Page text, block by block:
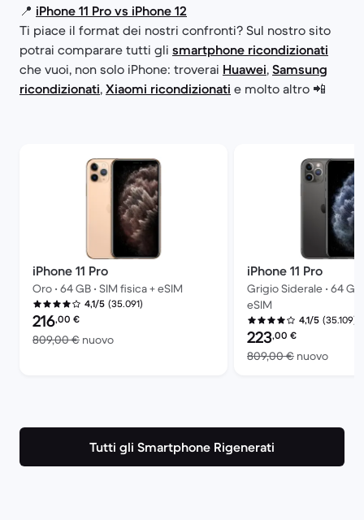
📍 iPhone 11 Pro vs iPhone 12
Ti piace il format dei nostri confronti? Sul nostro sito
potrai comparare tutti gli smartphone ricondizionati
che vuoi, non solo iPhone: troverai Huawei, Samsung
ricondizionati, Xiaomi ricondizionati e molto altro 📲
iPhone 11 Pro
Oro • 64 GB • SIM fisica + eSIM
4,1/5 (35.091)
Prezzo del ricondizionato:
216,00 €
809,00 € nuovoRispetto a 809,00 € del nuovo
iPhone 11 Pro
Grigio Siderale • 64 GB
eSIM
4,1/5 (35.109)
Prezzo del
223,00 €
809,00 € nuovo
Tutti gli Smartphone Rigenerati